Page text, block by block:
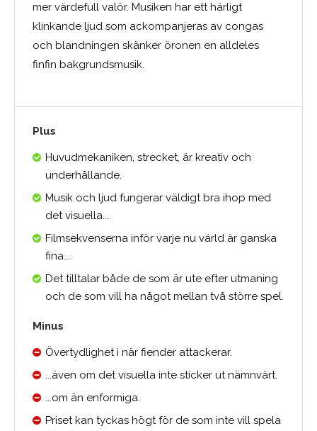
mer värdefull valör. Musiken har ett härligt
klinkande ljud som ackompanjeras av congas
och blandningen skänker öronen en alldeles
finfin bakgrundsmusik.
Plus
Huvudmekaniken, strecket, är kreativ och
underhållande.
Musik och ljud fungerar väldigt bra ihop med
det visuella...
Filmsekvenserna inför varje nu värld är ganska
fina...
Det tilltalar både de som är ute efter utmaning
och de som vill ha något mellan två större spel.
Minus
Övertydlighet i när fiender attackerar.
...även om det visuella inte sticker ut nämnvärt.
...om än enformiga.
Priset kan tyckas högt för de som inte vill spela